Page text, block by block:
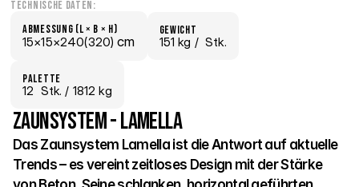
Technische Daten:
Abmessung (L × B × H)
15×15×240(320) cm
Gewicht
151 kg /
  Stk.
Palette
12
  Stk.
/ 1812 kg
Zaunsystem - Lamella
Das Zaunsystem Lamella ist die Antwort auf aktuelle
Trends – es vereint zeitloses Design mit der Stärke